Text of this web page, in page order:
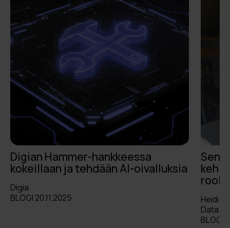
Digian Hammer-hankkeessa
kokeillaan ja tehdään AI-oivalluksia
Digia
BLOGI 20.11.2025
Heidi
Data
BLOGI